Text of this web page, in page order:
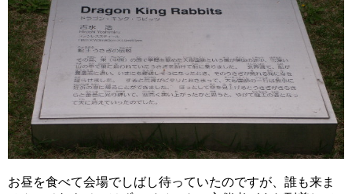
お昼を食べて会場でしばし待っていたのですが、誰も来ま